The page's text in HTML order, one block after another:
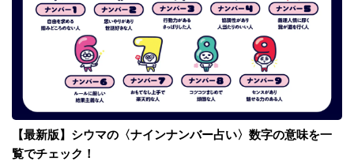
【最新版】シウマの〈ナインナンバー占い〉数字の意味を一
覧でチェック！